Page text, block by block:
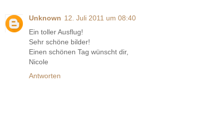
Unknown 12. Juli 2011 um 08:40
Ein toller Ausflug!
Sehr schöne bilder!
Einen schönen Tag wünscht dir,
Nicole
Antworten